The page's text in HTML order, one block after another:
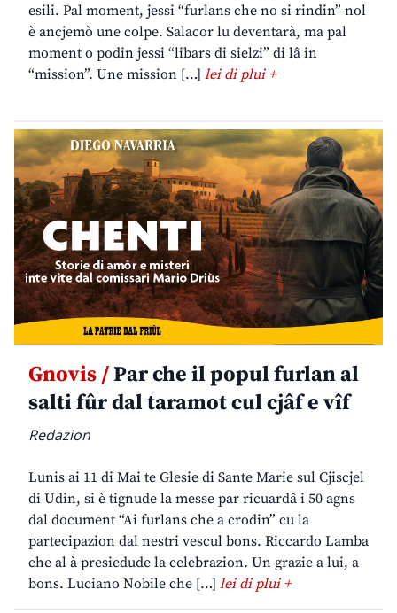
esili. Pal moment, jessi “furlans che no si rindin” nol
è ancjemò une colpe. Salacor lu deventarà, ma pal
moment o podin jessi “libars di sielzi” di lâ in
“mission”. Une mission […] lei di plui +
Gnovis /Par che il popul furlan al
salti fûr dal taramot cul cjâf e vîf
Redazion
Lunis ai 11 di Mai te Glesie di Sante Marie sul Cjiscjel
di Udin, si è tignude la messe par ricuardâ i 50 agns
dal document “Ai furlans che a crodin” cu la
partecipazion dal nestri vescul bons. Riccardo Lamba
che al à presiedude la celebrazion. Un grazie a lui, a
bons. Luciano Nobile che […] lei di plui +